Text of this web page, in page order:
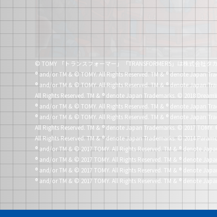
© TOMY 「トランスフォーマー」「TRANSFORMERS」は株式会社タ
®and/or TM & © TOMY. All Rights Reserved. TM &®denote Japan
®and/or TM & © TOMY. All Rights Reserved. TM &®denote Japan
All Rights Reserved. TM & ® denote Japan Trademarks. © 2018
® and/or TM & © TOMY. All Rights Reserved. TM & ® denote Japan
® and/or TM & © TOMY. All Rights Reserved. TM & ® denote Japan
All Rights Reserved. TM &®denote Japan Trademarks.© 2017
All Rights Reserved. TM &®denote Japan Trademarks.© 2014
® and/or TM & © 2017 TOMY. All Rights Reserved. TM & ® denote
® and/or TM & © 2017 TOMY. All Rights Reserved. TM & ® denote
® and/or TM & © 2017 TOMY. All Rights Reserved. TM & ® denote
® and/or TM & © 2017 TOMY. All Rights Reserved. TM & ® denote